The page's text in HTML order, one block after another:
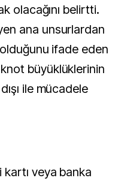
olacağını belirtti.
ana unsurlardan
olduğunu ifade eden
büyüklüklerinin
ile mücadele
kartı veya banka